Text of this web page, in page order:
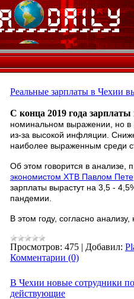
Реальные зарплаты в Чехии
С конца 2019 года
номинальном выражении, но
из-за высокой инфляции.
наиболее выраженным среди
Об этом говорится в анализе,
экономистом XTB Павлом
зарплаты вырастут на 3,5 -
пандемии.
В этом году, согласно
Просмотров: 475 | Добавил:
Комментарии (0)
В Чехии новые сотрудники
действующие